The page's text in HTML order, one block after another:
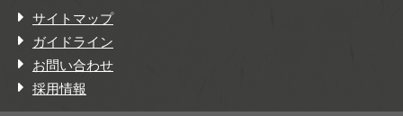
サイトマップ
ガイドライン
お問い合わせ
採用情報